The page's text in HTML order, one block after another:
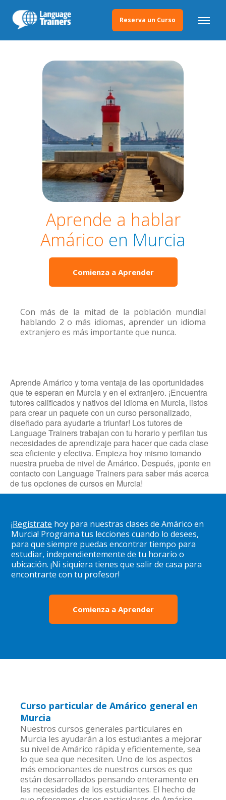
Reserva un Curso
Aprende a hablar
Amárico en Murcia
Comienza a Aprender
Con más de la mitad de la población mundial
hablando 2 o más idiomas, aprender un idioma
extranjero es más importante que nunca.
Aprende Amárico y toma ventaja de las oportunidades
que te esperan en Murcia y en el extranjero. ¡Encuentra
tutores calificados y nativos del idioma en Murcia, listos
para crear un paquete con un curso personalizado,
diseñado para ayudarte a triunfar! Los tutores de
Language Trainers trabajan con tu horario y perfilan tus
necesidades de aprendizaje para hacer que cada clase
sea eficiente y efectiva. Empieza hoy mismo tomando
nuestra prueba de nivel de Amárico. Después, ¡ponte en
contacto con Language Trainers para saber más acerca
de tus opciones de cursos en Murcia!
¡Regístrate hoy para nuestras clases de Amárico en
Murcia! Programa tus lecciones cuando lo desees,
para que siempre puedas encontrar tiempo para
estudiar, independientemente de tu horario o
ubicación. ¡Ni siquiera tienes que salir de casa para
encontrarte con tu profesor!
Comienza a Aprender
Curso particular de Amárico general en
Murcia
Nuestros cursos generales particulares en
Murcia les ayudarán a los estudiantes a mejorar
su nivel de Amárico rápida y eficientemente, sea
lo que sea que necesiten. Uno de los aspectos
más emocionantes de nuestros cursos es que
están desarrollados pensando enteramente en
las necesidades de los estudiantes. El hecho de